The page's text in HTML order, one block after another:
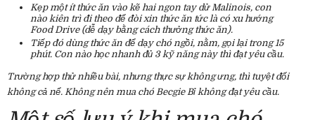
Kẹp một ít thức ăn vào kẽ hai ngon tay dử Malinois, con
nào kiên trì đi theo để đòi xin thức ăn tức là có xu hướng
Food Drive (dễ dạy bằng cách thưởng thức ăn).
Tiếp đó dùng thức ăn để dạy chó ngồi, nằm, gọi lại trong 15
phút. Con nào học nhanh đủ 3 kỹ năng này thì đạt yêu cầu.
Trường hợp thử nhiều bài, nhưng thực sự không ưng, thì tuyệt đối
không cả nể. Không nên mua chó Becgie Bỉ không đạt yêu cầu.